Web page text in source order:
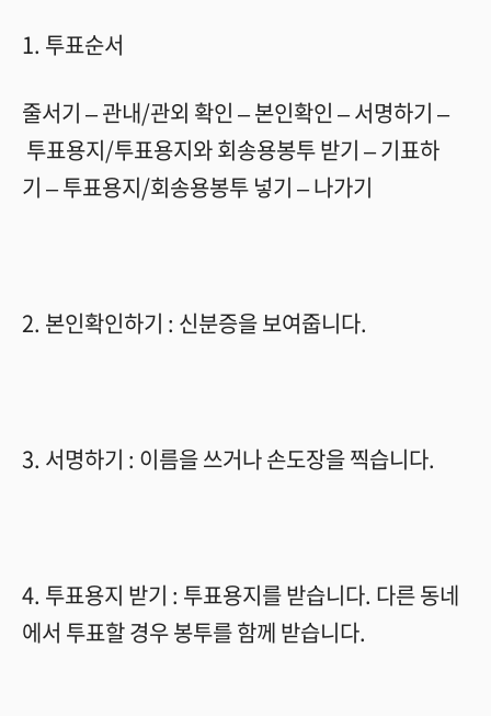
1. 투표순서
줄서기 –관내/관외 확인 –본인확인 –서명하기 –
투표용지/투표용지와 회송용봉투 받기 –기표하
기 –투표용지/회송용봉투 넣기 –나가기
2. 본인확인하기 : 신분증을 보여줍니다.
3. 서명하기 : 이름을 쓰거나 손도장을 찍습니다.
4. 투표용지 받기 : 투표용지를 받습니다. 다른 동네
에서 투표할 경우 봉투를 함께 받습니다.